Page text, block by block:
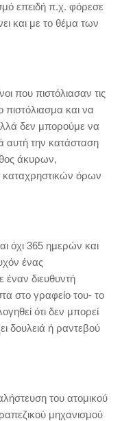
επειδή π.χ. φόρεσε
και με το θέμα των
που πιστόλιασαν τις
πιστόλιασμα και να
δεν μπορούμε να
αυτή την κατάσταση
άκυρων,
όρων
όχι 365 ημερών και
ένας
έναν διευθυντή
στο γραφείο του- το
ότι δεν μπορεί
δουλειά ή ραντεβού
του ατομικού
μηχανισμού